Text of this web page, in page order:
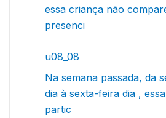
essa criança não
presenci
u08_08
Na semana passada, da
dia à sexta-feira dia ,
partic